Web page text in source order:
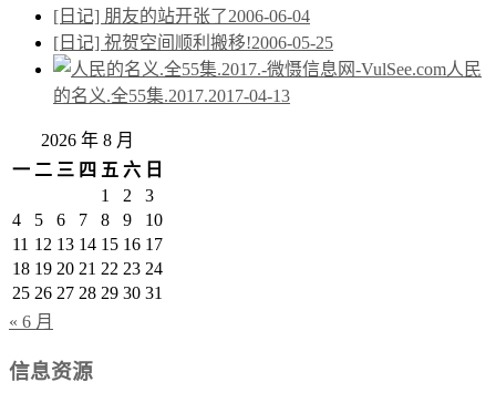
[日记] 朋友的站开张了2006-06-04
[日记] 祝贺空间顺利搬移!2006-05-25
人民
的名义.全55集.2017.2017-04-13
2026 年 8 月
一 二 三 四 五 六 日
1
2
3
4
5 6 7 8 9
10
11 12 13 14 15 16 17
18 19 20 21 22 23 24
25 26 27 28 29 30 31
« 6 月
信息资源